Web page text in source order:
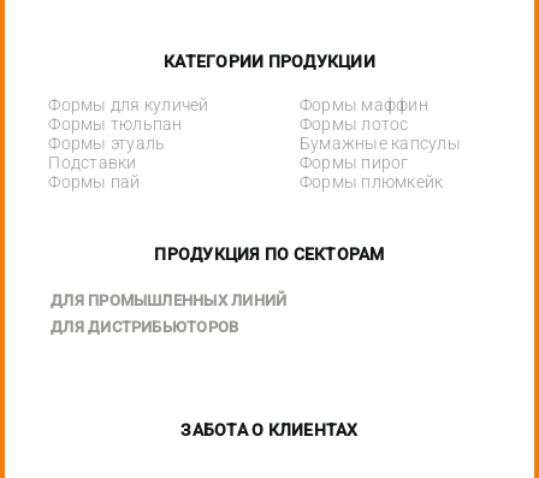
КАТЕГОРИИ ПРОДУКЦИИ
Формы для куличей
Формы маффин
Формы тюльпан
Формы лотос
Формы этуаль
Бумажные капсулы
Подставки
Формы пирог
Формы пай
Формы плюмкейк
ПРОДУКЦИЯ ПО СЕКТОРАМ
ДЛЯ ПРОМЫШЛЕННЫХ ЛИНИЙ
ДЛЯ ДИСТРИБЬЮТОРОВ
ЗАБОТА О КЛИЕНТАХ